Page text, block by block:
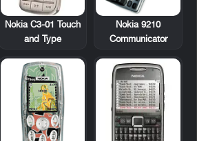
Nokia 9210
Communicator
Nokia C3-01 Touch
and Type